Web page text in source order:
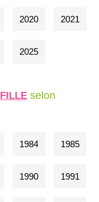
2020 2021
2025
FILLEselon
1984 1985
1990 1991